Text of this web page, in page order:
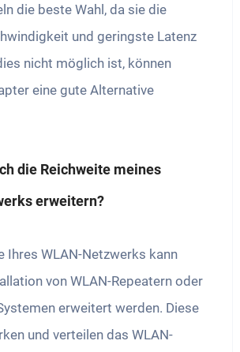
die beste Wahl, da sie die
und geringste Latenz
nicht möglich ist, können
eine gute Alternative
die Reichweite meines
erweitern?
Ihres WLAN-Netzwerks kann
von WLAN-Repeatern oder
erweitert werden. Diese
und verteilen das WLAN-